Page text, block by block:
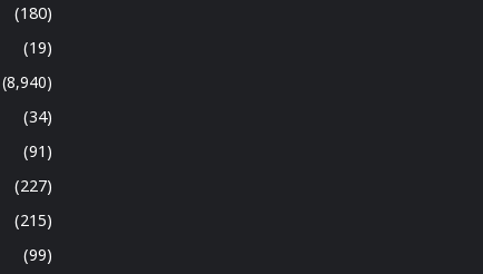
(180)
(19)
(8,940)
(34)
(91)
(227)
(215)
(99)